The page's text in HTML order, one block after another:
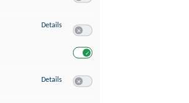
Details zu Verwendung reduzierter Daten zur
Details zu Erstellung von Profilen für